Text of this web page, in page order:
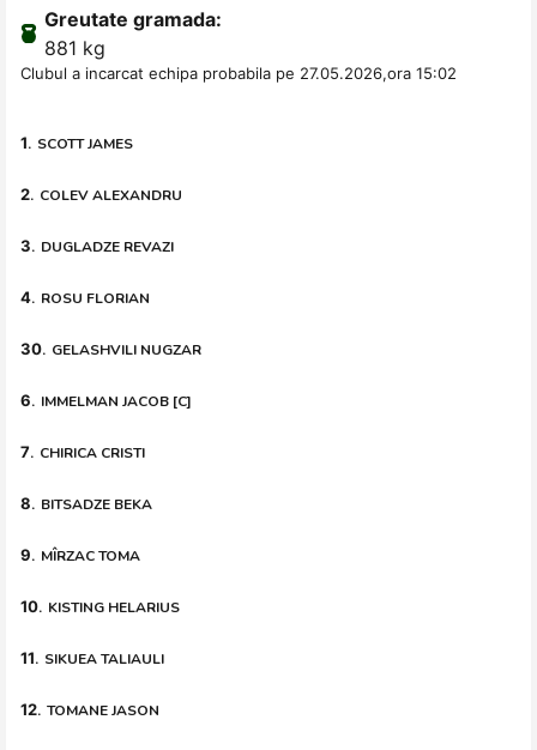
Greutate gramada:
881 kg
Clubul a incarcat echipa probabila pe 27.05.2026,ora 15:02
1. SCOTT JAMES
2. COLEV ALEXANDRU
3. DUGLADZE REVAZI
4. ROSU FLORIAN
30. GELASHVILI NUGZAR
6. IMMELMAN JACOB [C]
7. CHIRICA CRISTI
8. BITSADZE BEKA
9. MÎRZAC TOMA
10. KISTING HELARIUS
11. SIKUEA TALIAULI
12. TOMANE JASON